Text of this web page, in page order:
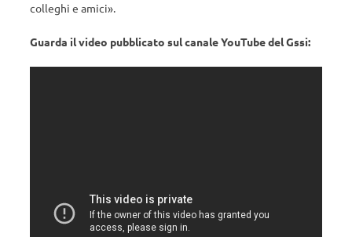
colleghi e amici».
Guarda il video pubblicato sul canale YouTube del Gssi: